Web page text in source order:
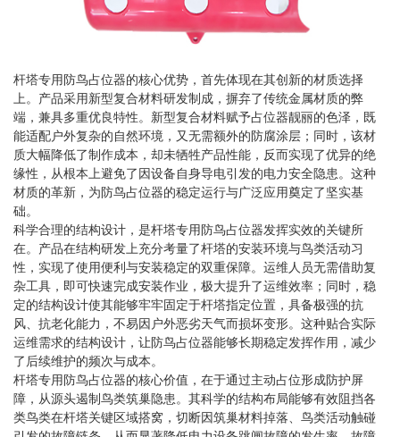
杆塔专用防鸟占位器的核心优势，首先体现在其创新的材质选择
上。产品采用新型复合材料研发制成，摒弃了传统金属材质的弊
端，兼具多重优良特性。新型复合材料赋予占位器靓丽的色泽，既
能适配户外复杂的自然环境，又无需额外的防腐涂层；同时，该材
质大幅降低了制作成本，却未牺牲产品性能，反而实现了优异的绝
缘性，从根本上避免了因设备自身导电引发的电力安全隐患。这种
材质的革新，为防鸟占位器的稳定运行与广泛应用奠定了坚实基
础。
科学合理的结构设计，是杆塔专用防鸟占位器发挥实效的关键所
在。产品在结构研发上充分考量了杆塔的安装环境与鸟类活动习
性，实现了使用便利与安装稳定的双重保障。运维人员无需借助复
杂工具，即可快速完成安装作业，极大提升了运维效率；同时，稳
定的结构设计使其能够牢牢固定于杆塔指定位置，具备极强的抗
风、抗老化能力，不易因户外恶劣天气而损坏变形。这种贴合实际
运维需求的结构设计，让防鸟占位器能够长期稳定发挥作用，减少
了后续维护的频次与成本。
杆塔专用防鸟占位器的核心价值，在于通过主动占位形成防护屏
障，从源头遏制鸟类筑巢隐患。其科学的结构布局能够有效阻挡各
类鸟类在杆塔关键区域搭窝，切断因筑巢材料掉落、鸟类活动触碰